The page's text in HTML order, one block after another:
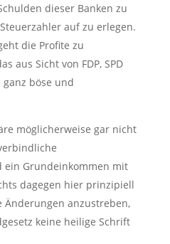
dieser Banken zu
auf zu erlegen.
die Profite zu
aus Sicht von FDP, SPD
böse und
möglicherweise gar nicht
ein Grundeinkommen mit
dagegen hier prinzipiell
anzustreben,
keine heilige Schrift